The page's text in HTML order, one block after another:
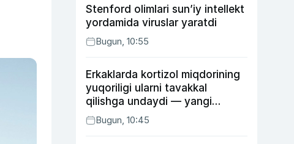
Stenford olimlari sun’iy intellekt
yordamida viruslar yaratdi
Bugun, 10:55
Erkaklarda kortizol miqdorining
yuqoriligi ularni tavakkal
qilishga undaydi — yangi
tadqiqot
Bugun, 10:45